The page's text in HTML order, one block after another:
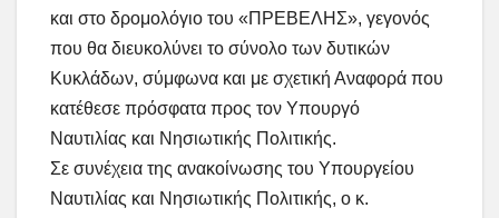
και στο δρομολόγιο του «ΠΡΕΒΕΛΗΣ», γεγονός
που θα διευκολύνει το σύνολο των δυτικών
Κυκλάδων, σύμφωνα και με σχετική Αναφορά που
κατέθεσε πρόσφατα προς τον Υπουργό
Ναυτιλίας και Νησιωτικής Πολιτικής.
Σε συνέχεια της ανακοίνωσης του Υπουργείου
Ναυτιλίας και Νησιωτικής Πολιτικής, ο κ.